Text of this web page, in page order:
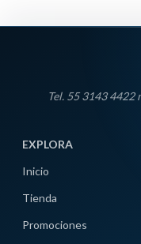
Tel. 55 3143
EXPLORA
Inicio
Tienda
Promociones